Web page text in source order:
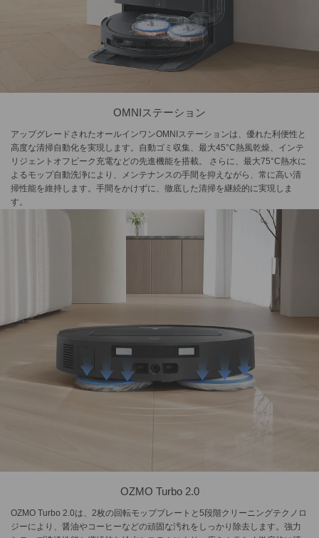
OMNIステーション
アップグレードされたオールインワンOMNIステーションは、優れた利便性と
高度な清掃自動化を実現します。自動ゴミ収集、最大45°C熱風乾燥、インテ
リジェントオフピーク充電などの先進機能を搭載。 さらに、最大75°C熱水に
よるモップ自動洗浄により、メンテナンスの手間を抑えながら、常に高い清
掃性能を維持します。手間をかけずに、徹底した清掃を継続的に実現しま
す。
OZMO Turbo 2.0
OZMO Turbo 2.0は、2枚の回転モッププレートと5段階クリーニングテクノロ
ジーにより、醤油やコーヒーなどの頑固な汚れをしっかり除去します。強力